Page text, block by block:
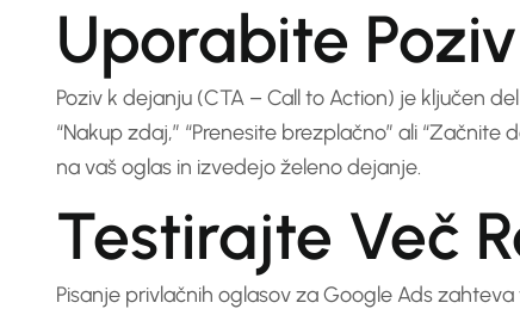
Uporabite
Poziv k dejanju (CTA – Call to Action) je ključen
“Nakup zdaj,” “Prenesite brezplačno” ali
na vaš oglas in izvedejo želeno dejanje.
Testirajte Več
Pisanje privlačnih oglasov za Google Ads